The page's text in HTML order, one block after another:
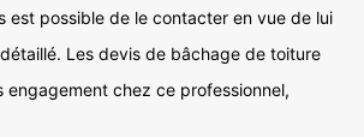
est possible de le contacter en vue de lui
Les devis de bâchage de toiture
engagement chez ce professionnel,